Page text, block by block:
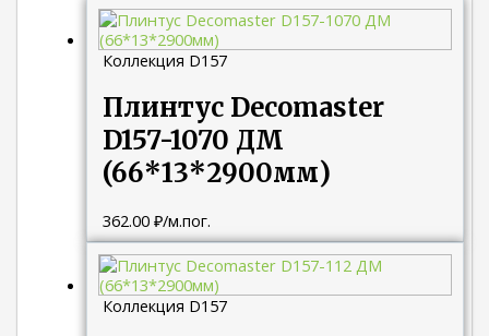
Коллекция D157
Плинтус Decomaster
D157-1070 ДМ
(66*13*2900мм)
362.00₽/м.пог.
Коллекция D157